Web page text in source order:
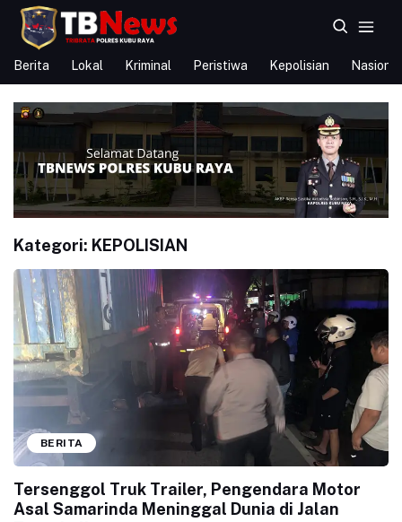
Berita Lokal Kriminal Peristiwa Kepolisian Nasional
Kategori: KEPOLISIAN
BERITA
Tersenggol Truk Trailer, Pengendara Motor
Asal Samarinda Meninggal Dunia di Jalan